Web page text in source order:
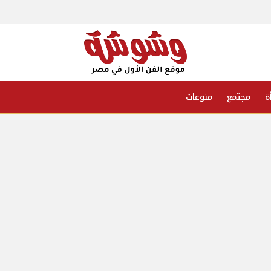
مجتمع منوعات